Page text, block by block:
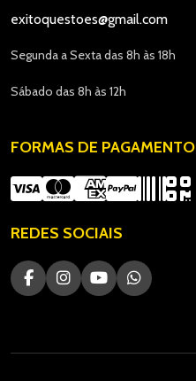
exitoquestoes@gmail.com
Segunda a Sexta das 8h às 18h
Sábado das 8h às 12h
FORMAS DE PAGAMENTO
REDES SOCIAIS